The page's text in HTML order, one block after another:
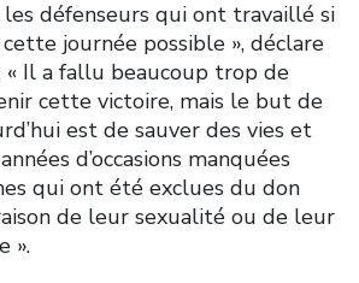
les défenseurs qui ont travaillé si
journée possible », déclare
« Il a fallu beaucoup trop de
cette victoire, mais le but de
est de sauver des vies et
d’occasions manquées
qui ont été exclues du don
de leur sexualité ou de leur
».